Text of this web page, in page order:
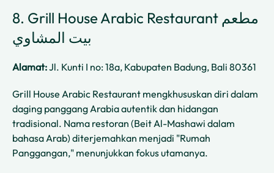
8. Grill House Arabic Restaurant مطعم
بيت المشاوي
Alamat:Jl. Kunti I no: 18a, Kabupaten Badung, Bali 80361
Grill House Arabic Restaurant mengkhususkan diri dalam
daging panggang Arabia autentik dan hidangan
tradisional. Nama restoran (Beit Al-Mashawi dalam
bahasa Arab) diterjemahkan menjadi "Rumah
Panggangan," menunjukkan fokus utamanya.